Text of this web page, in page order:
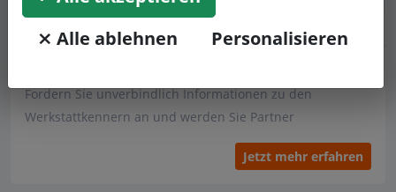
Werkstatt
Fordern Sie unverbindlich Informationen zu den
Werkstattkennern an und werden Sie Partner
Jetzt mehr erfahren
⨯ Alle ablehnen
Personalisieren